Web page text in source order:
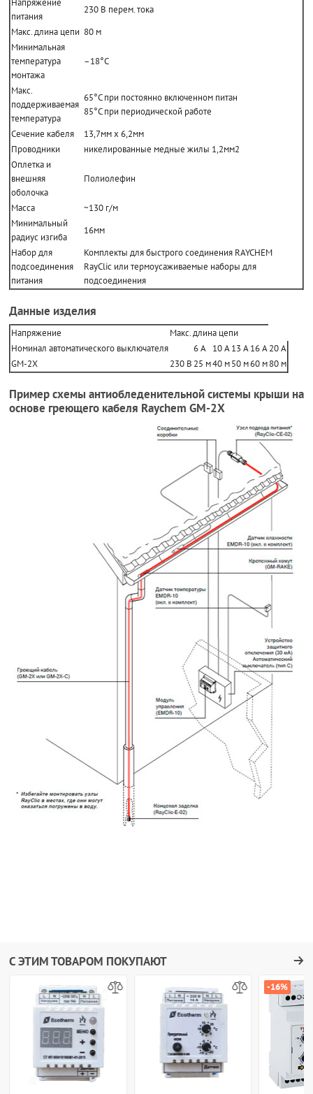
питания
230 В перем. тока
Макс. длина цепи 80 м
Минимальная
температура
монтажа
–18°C
Макс.
поддерживаемая
температура
65°C при постоянно включенном питан
85°C при периодической работе
Сечение кабеля
13,7мм x 6,2мм
Проводники
никелированные медные жилы 1,2мм2
Оплетка и
внешняя
оболочка
Полиолефин
Масса
~130 г/м
Минимальный
радиус изгиба
16мм
Набор для
подсоединения
питания
Комплекты для быстрого соединения RAYCHEM
RayClic или термоусаживаемые наборы для
подсоединения
Данные изделия
Напряжение
Макс. длина цепи
Номинал автоматического выключателя
6 A 10 A13 A16 A20 A
GM-2X
230 В 25 м40 м50 м60 м80 м
Пример схемы антиобледенительной системы крыши на
основе греющего кабеля Raychem GM-2X
С ЭТИМ ТОВАРОМ ПОКУПАЮТ
-16%